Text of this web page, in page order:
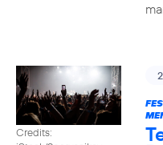
Credits: